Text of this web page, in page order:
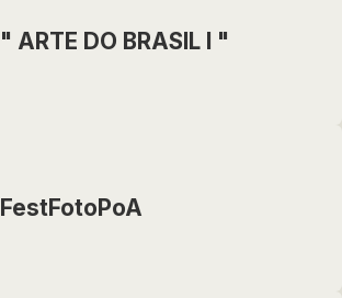
" ARTE DO BRASIL I "
FestFotoPoA